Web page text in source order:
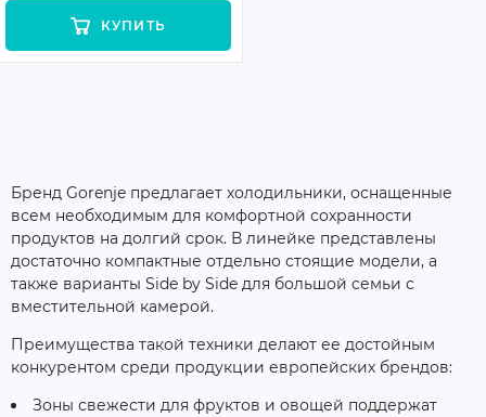
КУПИТЬ
Бренд Gorenje предлагает холодильники, оснащенные
всем необходимым для комфортной сохранности
продуктов на долгий срок. В линейке представлены
достаточно компактные отдельно стоящие модели, а
также варианты Side by Side для большой семьи с
вместительной камерой.
Преимущества такой техники делают ее достойным
конкурентом среди продукции европейских брендов:
Зоны свежести для фруктов и овощей поддержат